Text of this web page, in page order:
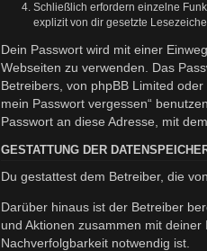
Schließlich erfordern einzelne
explizit von dir gesetzte
Dein Passwort wird mit einer
Webseiten zu verwenden. Das
Betreibers, von phpBB Limited
mein Passwort vergessen“
Passwort an diese Adresse, mit
GESTATTUNG DER
Du gestattest dem Betreiber, die
Darüber hinaus ist der Betreiber
und Aktionen zusammen mit
Nachverfolgbarkeit notwendig ist.